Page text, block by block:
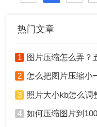
热门文章
1 图片压缩怎么弄？五类
2 怎么把图片压缩小一点
3 照片大小kb怎么调
4 如何压缩图片到